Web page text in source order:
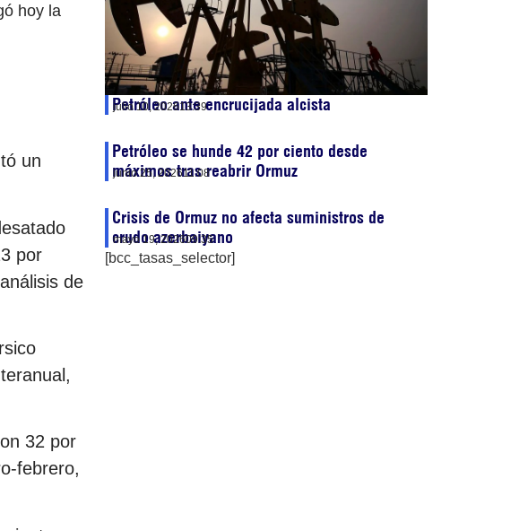
hoy la
un
por
de
32 por
febrero,
Petróleo ante encrucijada alcista
julio 10, 202613:39
Petróleo se hunde 42 por ciento desde
máximos tras reabrir Ormuz
junio 25, 202611:08
Crisis de Ormuz no afecta suministros de
crudo azerbaiyano
mayo 19, 202609:35
[bcc_tasas_selector]